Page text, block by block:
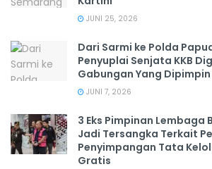
JUNI 25, 2026
Dari Sarmi ke Polda
Penyuplai Senjata KKB
Gabungan Yang
JUNI 7, 2026
3 Eks Pimpinan Lembaga
Jadi Tersangka Terkait
Penyimpangan Tata
Gratis